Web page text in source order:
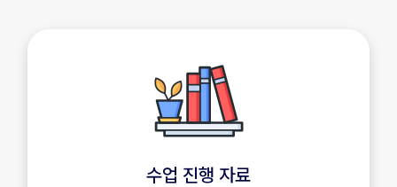
수업 진행 자료